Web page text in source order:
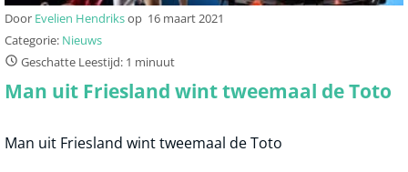
Door Evelien Hendriksop 16 maart 2021
Categorie: Nieuws
Geschatte Leestijd: 1 minuut
Man uit Friesland wint tweemaal de Toto
Man uit Friesland wint tweemaal de Toto